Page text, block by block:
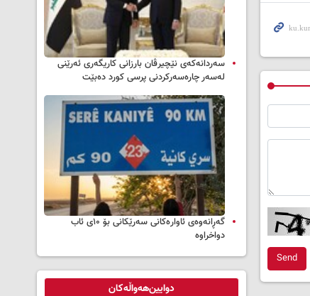
Send
سه‌ردانه‌کەی نێچیرڤان بارزانی كاریگه‌ری ئه‌رێنی
له‌سه‌ر چاره‌سه‌ركردنی پرسی كورد ده‌بێت
گەڕانەوەی ئاوارەکانی سەرێکانی بۆ ۱۰ی ئاب
دواخراوە
دوایین‌هەواڵەکان